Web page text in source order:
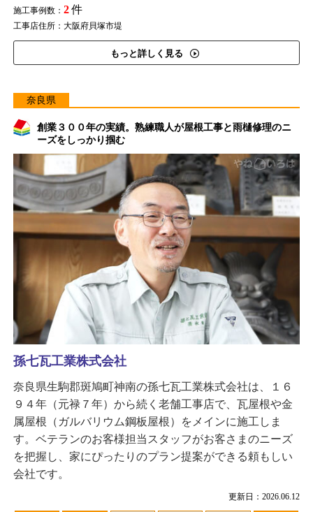
施工事例数： 2件
工事店住所：大阪府貝塚市堤
もっと詳しく見る
奈良県
創業３００年の実績。熟練職人が屋根工事と雨樋修理のニ
ーズをしっかり掴む
更新日：2026.06.12
孫七瓦工業株式会社
奈良県生駒郡斑鳩町神南の孫七瓦工業株式会社は、１６
９４年（元禄７年）から続く老舗工事店で、瓦屋根や金
属屋根（ガルバリウム鋼板屋根）をメインに施工しま
す。ベテランのお客様担当スタッフがお客さまのニーズ
を把握し、家にぴったりのプラン提案ができる頼もしい
会社です。